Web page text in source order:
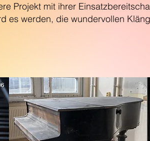
Projekt mit ihrer
es werden, die wundervollen